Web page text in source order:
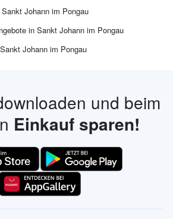
Johann im Pongau
in Sankt Johann im Pongau
Johann im Pongau
und beim
Einkauf sparen!